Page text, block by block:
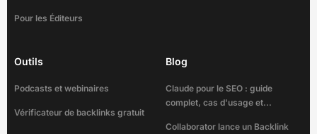
Pour les Éditeurs
Outils
Podcasts et webinaires
Vérificateur de backlinks gratuit
Blog
Claude pour le SEO : guide
complet, cas d'usage et...
Collaborator lance un Backlink